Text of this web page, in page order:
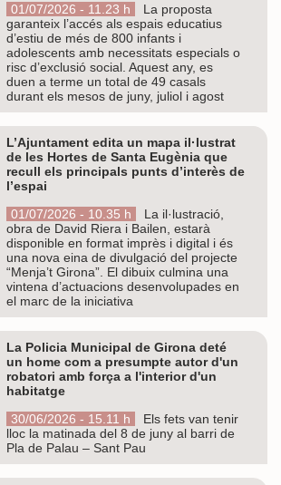
01/07/2026 - 11.23 h
La proposta
garanteix l’accés als espais educatius
d’estiu de més de 800 infants i
adolescents amb necessitats especials o
risc d’exclusió social. Aquest any, es
duen a terme un total de 49 casals
durant els mesos de juny, juliol i agost
L’Ajuntament edita un mapa il·lustrat
de les Hortes de Santa Eugènia que
recull els principals punts d’interès de
l’espai
01/07/2026 - 10.35 h
La il·lustració,
obra de David Riera i Bailen, estarà
disponible en format imprès i digital i és
una nova eina de divulgació del projecte
“Menja’t Girona”. El dibuix culmina una
vintena d’actuacions desenvolupades en
el marc de la iniciativa
La Policia Municipal de Girona deté
un home com a presumpte autor d'un
robatori amb força a l'interior d'un
habitatge
30/06/2026 - 15.11 h
Els fets van tenir
lloc la matinada del 8 de juny al barri de
Pla de Palau – Sant Pau